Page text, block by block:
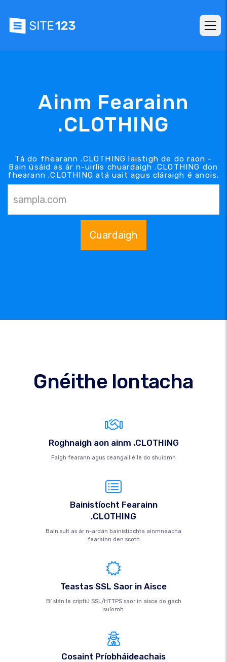
Ainm Fearainn
.CLOTHING
Tá do fhearann .CLOTHING laistigh de do raon -
Bain úsáid as ár n-uirlis chuardaigh .CLOTHING don
fhearann .CLOTHING atá uait agus cláraigh é anois.
Cuardaigh
Gnéithe Iontacha
Roghnaigh aon ainm .CLOTHING
Faigh fearann ​​agus ceangail é le do shuíomh
Bainistíocht Fearainn
.CLOTHING
Bain sult as ár n-ardán bainistíochta ainmneacha
fearainn den scoth
Teastas SSL Saor in Aisce
Bí slán le criptiú SSL/HTTPS saor in aisce do gach
suíomh
Cosaint Príobháideachais